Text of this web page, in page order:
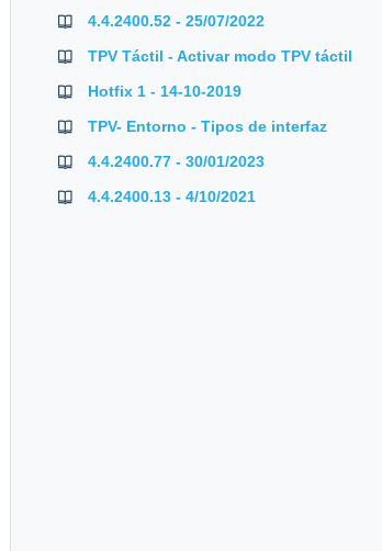
4.4.2400.52 - 25/07/2022
TPV Táctil - Activar modo TPV táctil
Hotfix 1 - 14-10-2019
TPV- Entorno - Tipos de interfaz
4.4.2400.77 - 30/01/2023
4.4.2400.13 - 4/10/2021